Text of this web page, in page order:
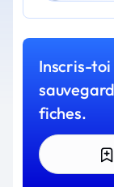
Inscris-
fiches.